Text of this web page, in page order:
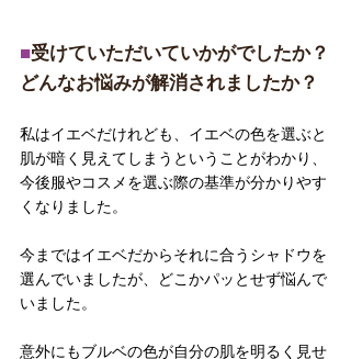
■受けていただいていかがでしたか？
どんなお悩みが解消されましたか？
私はイエベだけれども、イエベの色を選ぶと
肌が暗く見えてしまうということがわかり、
今後服やコスメを選ぶ際の基準が分かりやす
くなりました。
今まではイエベだからそれに合うシャドウを
選んでいましたが、どこかパッとせず悩んで
いました。
意外にもブルベの色が自分の肌を明るく見せ